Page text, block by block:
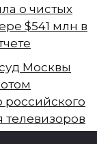
о чистых
$541 млн в
Москвы
российского
телевизоров